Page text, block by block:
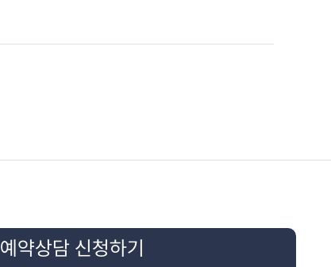
예약상담 신청하기